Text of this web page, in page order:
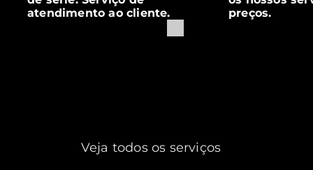
atendimento ao cliente.
preços.
Veja todos os serviços